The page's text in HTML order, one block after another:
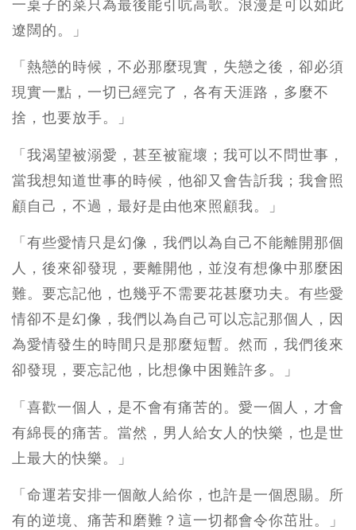
一桌子的菜只為最後能引吭高歌。浪漫是可以如此
遼闊的。」
「熱戀的時候，不必那麼現實，失戀之後，卻必須
現實一點，一切已經完了，各有天涯路，多麼不
捨，也要放手。」
「我渴望被溺愛，甚至被寵壞；我可以不問世事，
當我想知道世事的時候，他卻又會告訢我；我會照
顧自己，不過，最好是由他來照顧我。」
「有些愛情只是幻像，我們以為自己不能離開那個
人，後來卻發現，要離開他，並沒有想像中那麼困
難。要忘記他，也幾乎不需要花甚麼功夫。有些愛
情卻不是幻像，我們以為自己可以忘記那個人，因
為愛情發生的時間只是那麼短暫。然而，我們後來
卻發現，要忘記他，比想像中困難許多。」
「喜歡一個人，是不會有痛苦的。愛一個人，才會
有綿長的痛苦。當然，男人給女人的快樂，也是世
上最大的快樂。」
「命運若安排一個敵人給你，也許是一個恩賜。所
有的逆境、痛苦和磨難？這一切都會令你茁壯。」